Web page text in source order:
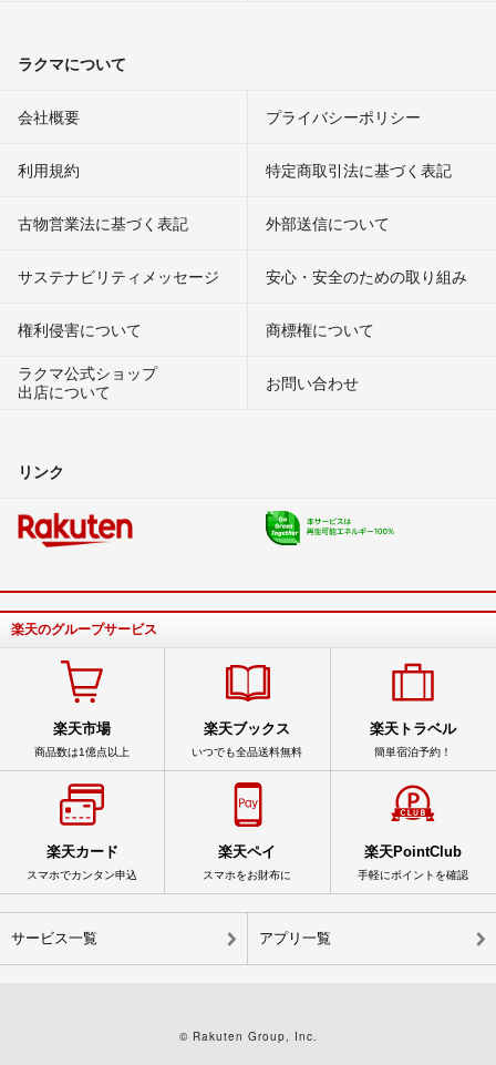
ラクマについて
会社概要 プライバシーポリシー
利用規約 特定商取引法に基づく表記
古物営業法に基づく表記 外部送信について
サステナビリティメッセージ 安心・安全のための取り組み
権利侵害について
商標権について
ラクマ公式ショップ
出店について
お問い合わせ
リンク
楽天のグループサービス
楽天市場
商品数は1億点以上
楽天ブックス
いつでも全品送料無料
楽天トラベル
簡単宿泊予約！
楽天カード
スマホでカンタン申込
楽天ペイ
スマホをお財布に
楽天PointClub
手軽にポイントを確認
サービス一覧 アプリ一覧
© Rakuten Group, Inc.